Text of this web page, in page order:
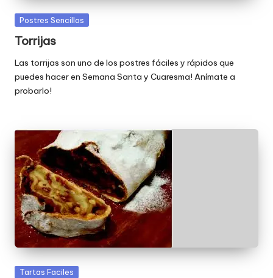
Publicada
Postres Sencillos
Torrijas
Las torrijas son uno de los postres fáciles y rápidos que
puedes hacer en Semana Santa y Cuaresma! Anímate a
probarlo!
Publicada
Tartas Faciles